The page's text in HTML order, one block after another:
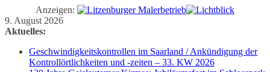
Anzeigen:
Zum
Inhalt
9. August 2026
Aktuelles:
Geschwindigkeitskontrollen im Saarland / Ankündigung der
Kontrollörtlichkeiten und -zeiten – 33. KW 2026